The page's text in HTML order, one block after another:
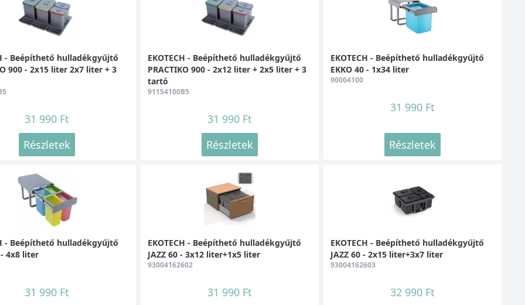
- Beépíthető hulladékgyűjtő
900 - 2x15 liter 2x7 liter + 3
31 990 Ft
Részletek
EKOTECH - Beépíthető hulladékgyűjtő
PRACTIKO 900 - 2x12 liter + 2x5 liter + 3
tartó
91154100B5
31 990 Ft
Részletek
EKOTECH - Beépíthető hulladékgyűjtő
EKKO 40 - 1x34 liter
90004100
31 990 Ft
Részletek
- Beépíthető hulladékgyűjtő
- 4x8 liter
31 990 Ft
EKOTECH - Beépíthető hulladékgyűjtő
JAZZ 60 - 3x12 liter+1x5 liter
93004162602
31 990 Ft
EKOTECH - Beépíthető hulladékgyűjtő
JAZZ 60 - 2x15 liter+3x7 liter
93004162603
32 990 Ft